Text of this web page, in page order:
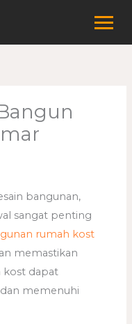
bangunan,
sangat penting
rumah kost
memastikan
kost dapat
memenuhi